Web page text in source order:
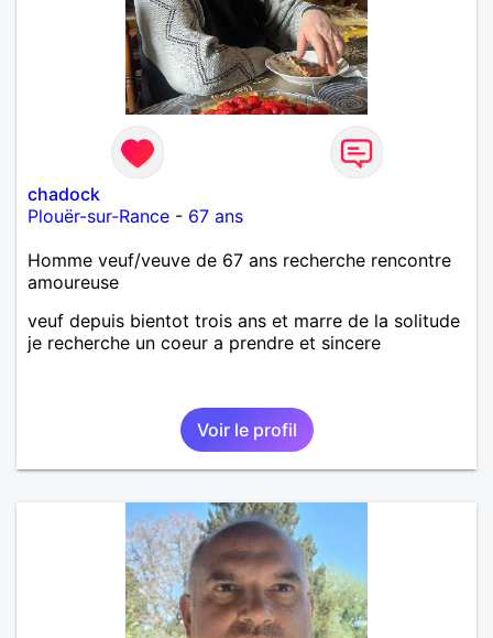
chadock
Plouër-sur-Rance - 67 ans
Homme veuf/veuve de 67 ans recherche rencontre
amoureuse
veuf depuis bientot trois ans et marre de la solitude
je recherche un coeur a prendre et sincere
Voir le profil